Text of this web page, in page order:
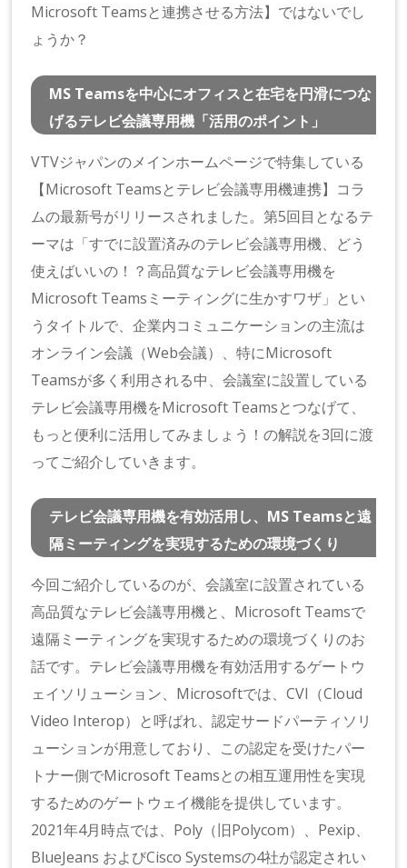
Microsoft Teamsと連携させる方法】ではないでし
ょうか？
MS Teamsを中心にオフィスと在宅を円滑につな
げるテレビ会議専用機「活用のポイント」
VTVジャパンのメインホームページで特集している
【Microsoft Teamsとテレビ会議専用機連携】コラ
ムの最新号がリリースされました。第5回目となるテ
ーマは「すでに設置済みのテレビ会議専用機、どう
使えばいいの！？高品質なテレビ会議専用機を
Microsoft Teamsミーティングに生かすワザ」とい
うタイトルで、企業内コミュニケーションの主流は
オンライン会議（Web会議）、特にMicrosoft
Teamsが多く利用される中、会議室に設置している
テレビ会議専用機をMicrosoft Teamsとつなげて、
もっと便利に活用してみましょう！の解説を3回に渡
ってご紹介していきます。
テレビ会議専用機を有効活用し、MS Teamsと遠
隔ミーティングを実現するための環境づくり
今回ご紹介しているのが、会議室に設置されている
高品質なテレビ会議専用機と、Microsoft Teamsで
遠隔ミーティングを実現するための環境づくりのお
話です。テレビ会議専用機を有効活用するゲートウ
ェイソリューション、Microsoftでは、CVI（Cloud
Video Interop）と呼ばれ、認定サードパーティソリ
ューションが用意しており、この認定を受けたパー
トナー側でMicrosoft Teamsとの相互運用性を実現
するためのゲートウェイ機能を提供しています。
2021年4月時点では、Poly（旧Polycom）、Pexip、
BlueJeans およびCisco Systemsの4社が認定されい